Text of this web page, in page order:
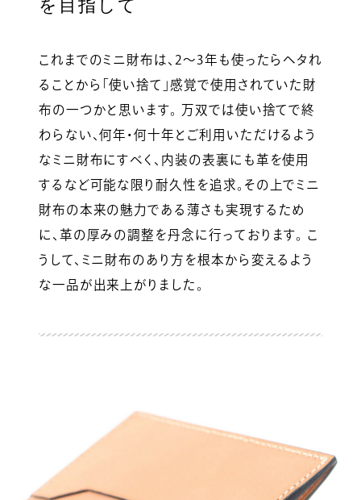
を目指して
これまでのミニ財布は、2～3年も使ったらヘタれ
ることから「使い捨て」感覚で使用されていた財
布の一つかと思います。 万双では使い捨てで終
わらない、何年・何十年とご利用いただけるよう
なミニ財布にすべく、内装の表裏にも革を使用
するなど可能な限り耐久性を追求。その上でミニ
財布の本来の魅力である薄さも実現するため
に、革の厚みの調整を丹念に行っております。 こ
うして、ミニ財布のあり方を根本から変えるよう
な一品が出来上がりました。